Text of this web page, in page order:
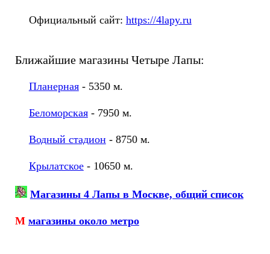
Официальный сайт: https://4lapy.ru
Ближайшие магазины Четыре Лапы:
Планерная- 5350 м.
Беломорская- 7950 м.
Водный стадион - 8750 м.
Крылатское- 10650 м.
Магазины 4 Лапы в Москве, общий список
М магазины около метро